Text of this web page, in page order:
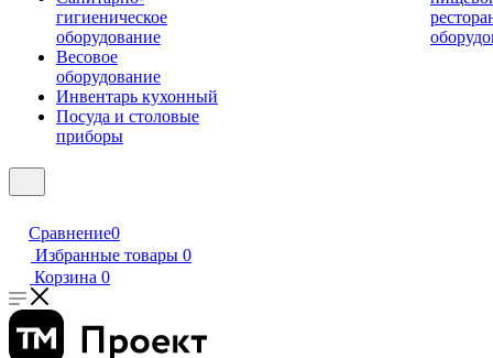
гигиеническое
оборудование
Весовое
оборудование
Инвентарь кухонный
Посуда и столовые
приборы
Сравнение0
Избранные товары 0
Корзина 0